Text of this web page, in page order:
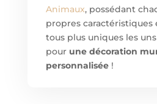
Animaux, possédant
propres caractéristiques
tous plus uniques les
pour une décoration
personnalisée!